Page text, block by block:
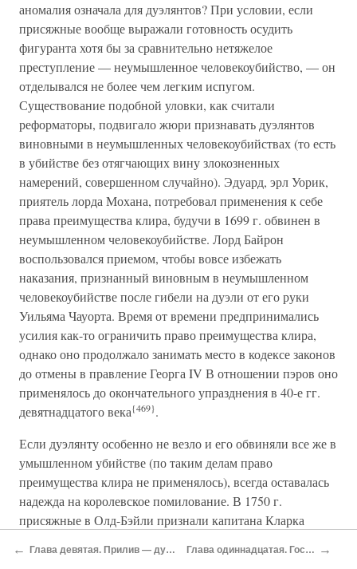
аномалия означала для дуэлянтов? При условии, если
присяжные вообще выражали готовность осудить
фигуранта хотя бы за сравнительно нетяжелое
преступление — неумышленное человекоубийство, — он
отделывался не более чем легким испугом.
Существование подобной уловки, как считали
реформаторы, подвигало жюри признавать дуэлянтов
виновными в неумышленных человекоубийствах (то есть
в убийстве без отягчающих вину злокозненных
намерений, совершенном случайно). Эдуард, эрл Уорик,
приятель лорда Мохана, потребовал применения к себе
права преимущества клира, будучи в 1699 г. обвинен в
неумышленном человекоубийстве. Лорд Байрон
воспользовался приемом, чтобы вовсе избежать
наказания, признанный виновным в неумышленном
человекоубийстве после гибели на дуэли от его руки
Уильяма Чауорта. Время от времени предпринимались
усилия как-то ограничить право преимущества клира,
однако оно продолжало занимать место в кодексе законов
до отмены в правление Георга IV В отношении пэров оно
применялось до окончательного упразднения в 40-е гг.
девятнадцатого века{469}.
Если дуэлянту особенно не везло и его обвиняли все же в
умышленном убийстве (по таким делам право
преимущества клира не применялось), всегда оставалась
надежда на королевское помилование. В 1750 г.
присяжные в Олд-Бэйли признали капитана Кларка
обстоятельствах, когда явно имело место
← Глава девятая. Прилив — дуэли в георгианской и ранневикторианской Англии, 1760–1860 гг. Глава одиннадцатая. Господство пистолета — дуэли в Ирландии, 1760–1860 гг. →